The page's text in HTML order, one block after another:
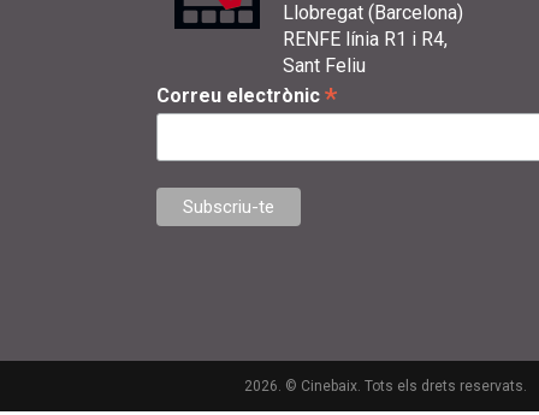
Llobregat (Barcelona)
RENFE línia R1 i R4,
Sant Feliu
Correu electrònic *
2026. © Cinebaix. Tots els drets reservats.